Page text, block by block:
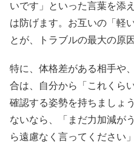
いです」といった言葉を添
は防げます。お互いの「軽
とが、トラブルの最大の原
特に、体格差がある相手や
合は、自分から「これくら
確認する姿勢を持ちましょ
ないなら、「まだ力加減が
ら遠慮なく言ってください